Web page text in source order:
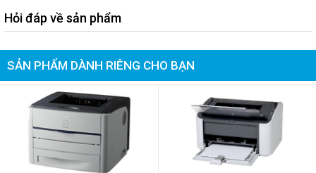
Đổ mực máy in hp laserjet P1505 / 1505n / M1522 / 1522n / mfp
1552ns
Đổ mực máy in hp laserjet 4000/N/TN
Đổ mực máy in hp laserjet 4000 / 4050
Đổ mực máy in hp laserjet 4100/N/TN
Đổ mực máy in hp laserjet 2400 series
Đổ mực máy in hp laserjet P3005 / 3035/D/N/DN
Đổ mực máy in hp laserjet 5000 / 5100 / 5200
Đổ mực máy in canon 1210
Đổ mực máy in canon 3050
Hỏi đáp về sản phẩm
SẢN PHẨM DÀNH RIÊNG CHO BẠN